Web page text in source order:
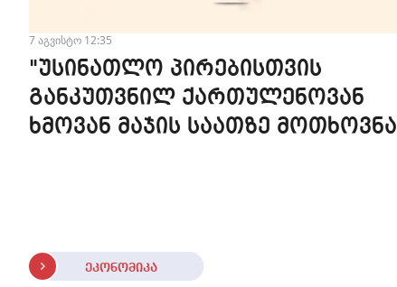
7 აგვისტო 12:35
"უსინათლო პირებისთვის
განკუთვნილ ქართულენოვან
ხმოვან მაჯის საათზე მოთხოვნა
ეკონომიკა